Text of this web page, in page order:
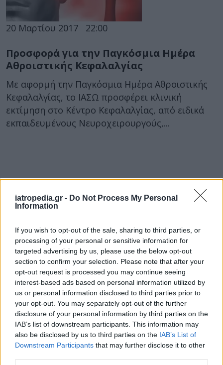
iatropedia.gr - Do Not Process My Personal
Information
If you wish to opt-out of the sale, sharing to third parties, or
processing of your personal or sensitive information for
targeted advertising by us, please use the below opt-out
section to confirm your selection. Please note that after your
opt-out request is processed you may continue seeing
interest-based ads based on personal information utilized by
us or personal information disclosed to third parties prior to
your opt-out. You may separately opt-out of the further
disclosure of your personal information by third parties on the
IAB’s list of downstream participants. This information may
also be disclosed by us to third parties on the IAB’s List of
Downstream Participants that may further disclose it to other
20 Μαρτίου 2017 22:00
Προσφορά για την Παγκόσμια Ημέρα
Αθροιστικής Κεφαλαλγίας
Με αφορμή την Παγκόσμια Ημέρα Αθροιστικής
Κεφαλαλγίας, το ΙΑΣΩ προσφέρει κλινική
εκτίμηση στο Κέντρο Κεφαλαλγίας, από ειδικά
εκπαιδευμένους Νευροχειρουργούς,...